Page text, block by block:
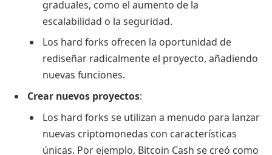
graduales, como el aumento de la
escalabilidad o la seguridad.
Los hard forks ofrecen la oportunidad de
rediseñar radicalmente el proyecto, añadiendo
nuevas funciones.
Crear nuevos proyectos:
Los hard forks se utilizan a menudo para lanzar
nuevas criptomonedas con características
únicas. Por ejemplo, Bitcoin Cash se creó como